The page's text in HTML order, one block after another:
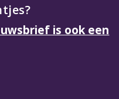
is ook een